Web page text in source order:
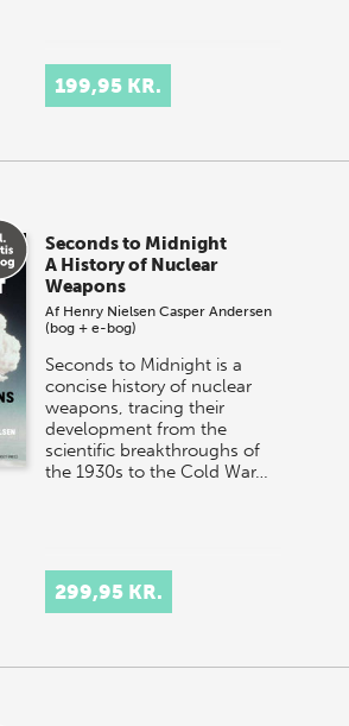
199,95 KR.
Seconds to Midnight
A History of Nuclear
Weapons
Af Henry Nielsen Casper Andersen
(bog + e-bog)
Seconds to Midnight is a
concise history of nuclear
weapons, tracing their
development from the
scientific breakthroughs of
the 1930s to the Cold War…
299,95 KR.